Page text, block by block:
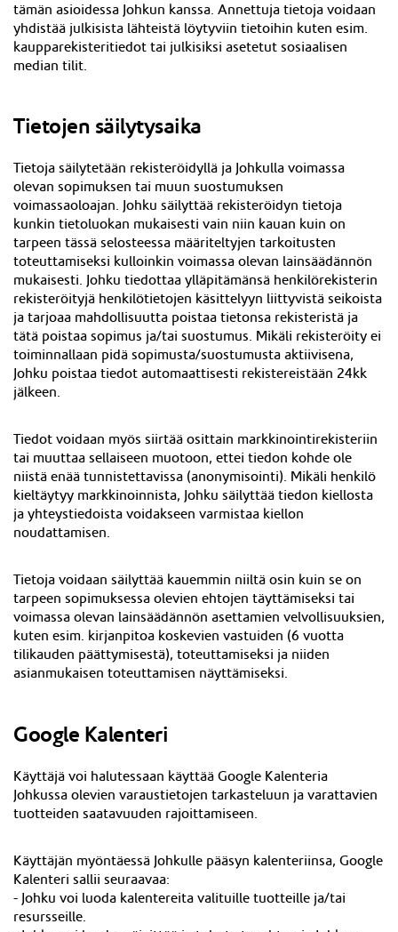
tämän asioidessa Johkun kanssa. Annettuja tietoja voidaan
yhdistää julkisista lähteistä löytyviin tietoihin kuten esim.
kaupparekisteritiedot tai julkisiksi asetetut sosiaalisen
median tilit.
Tietojen säilytysaika
Tietoja säilytetään rekisteröidyllä ja Johkulla voimassa
olevan sopimuksen tai muun suostumuksen
voimassaoloajan. Johku säilyttää rekisteröidyn tietoja
kunkin tietoluokan mukaisesti vain niin kauan kuin on
tarpeen tässä selosteessa määriteltyjen tarkoitusten
toteuttamiseksi kulloinkin voimassa olevan lainsäädännön
mukaisesti. Johku tiedottaa ylläpitämänsä henkilörekisterin
rekisteröityjä henkilötietojen käsittelyyn liittyvistä seikoista
ja tarjoaa mahdollisuutta poistaa tietonsa rekisteristä ja
tätä poistaa sopimus ja/tai suostumus. Mikäli rekisteröity ei
toiminnallaan pidä sopimusta/suostumusta aktiivisena,
Johku poistaa tiedot automaattisesti rekistereistään 24kk
jälkeen.
Tiedot voidaan myös siirtää osittain markkinointirekisteriin
tai muuttaa sellaiseen muotoon, ettei tiedon kohde ole
niistä enää tunnistettavissa (anonymisointi). Mikäli henkilö
kieltäytyy markkinoinnista, Johku säilyttää tiedon kiellosta
ja yhteystiedoista voidakseen varmistaa kiellon
noudattamisen.
Tietoja voidaan säilyttää kauemmin niiltä osin kuin se on
tarpeen sopimuksessa olevien ehtojen täyttämiseksi tai
voimassa olevan lainsäädännön asettamien velvollisuuksien,
kuten esim. kirjanpitoa koskevien vastuiden (6 vuotta
tilikauden päättymisestä), toteuttamiseksi ja niiden
asianmukaisen toteuttamisen näyttämiseksi.
Google Kalenteri
Käyttäjä voi halutessaan käyttää Google Kalenteria
Johkussa olevien varaustietojen tarkasteluun ja varattavien
tuotteiden saatavuuden rajoittamiseen.
Käyttäjän myöntäessä Johkulle pääsyn kalenteriinsa, Google
Kalenteri sallii seuraavaa:
- Johku voi luoda kalentereita valituille tuotteille ja/tai
resursseille.